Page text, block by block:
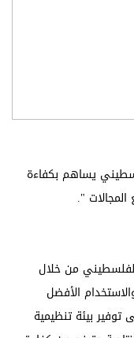
يساهم بكفاءة
"
.
من خلال
الأفضل
توفير بيئة تنظيمية